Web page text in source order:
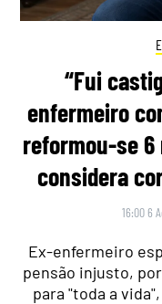
“Fui
enfermeiro
reformou-se 6
considera
16:00 6
Ex-enfermeiro
pensão injusto,
para "toda a